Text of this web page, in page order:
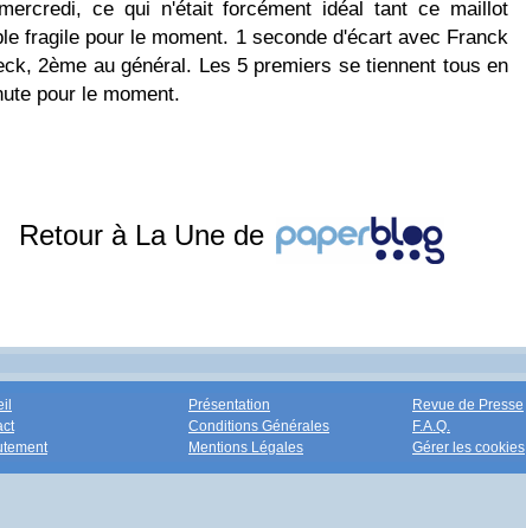
ce qui n'était forcément idéal tant ce maillot
fragile pour le moment. 1 seconde d'écart avec Franck
2ème au général. Les 5 premiers se tiennent tous en
pour le moment.
Retour à La Une de
Présentation
Conditions Générales
Mentions Légales
Revue de Presse
F.A.Q.
Gérer les cookies